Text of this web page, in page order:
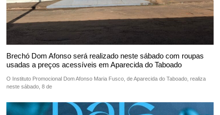
Brechó Dom Afonso será realizado neste sábado com roupas
usadas a preços acessíveis em Aparecida do Taboado
O Instituto Promocional Dom Afonso Maria Fusco, de Aparecida do Taboado, realiza
neste sábado, 8 de